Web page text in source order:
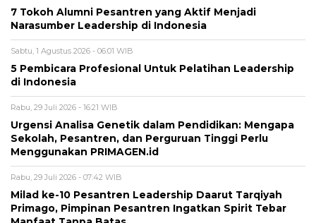
7 Tokoh Alumni Pesantren yang Aktif Menjadi
Narasumber Leadership di Indonesia
Sabtu, 1 Agustus 2026 - 06:01 WIB
5 Pembicara Profesional Untuk Pelatihan Leadership
di Indonesia
Rabu, 29 Juli 2026 - 16:21 WIB
Urgensi Analisa Genetik dalam Pendidikan: Mengapa
Sekolah, Pesantren, dan Perguruan Tinggi Perlu
Menggunakan PRIMAGEN.id
Rabu, 29 Juli 2026 - 07:42 WIB
Milad ke-10 Pesantren Leadership Daarut Tarqiyah
Primago, Pimpinan Pesantren Ingatkan Spirit Tebar